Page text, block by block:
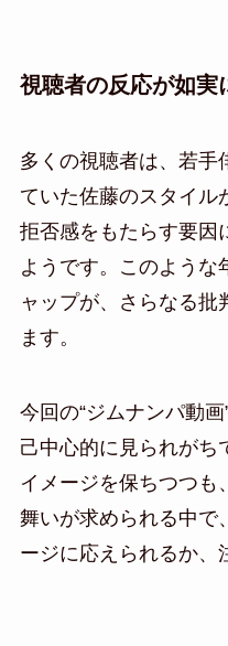
視聴者の反応が如実
多くの視聴者は、若手
ていた佐藤のスタイル
拒否感をもたらす要因
ようです。このような
ャップが、さらなる批
ます。
今回の“ジムナンパ動
己中心的に見られがち
イメージを保ちつつも
舞いが求められる中で
ージに応えられるか、